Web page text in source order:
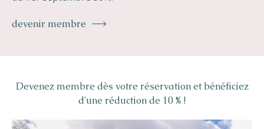
devenir membre
Devenez membre dès votre réservation et bénéficiez
d'une réduction de 10 % !